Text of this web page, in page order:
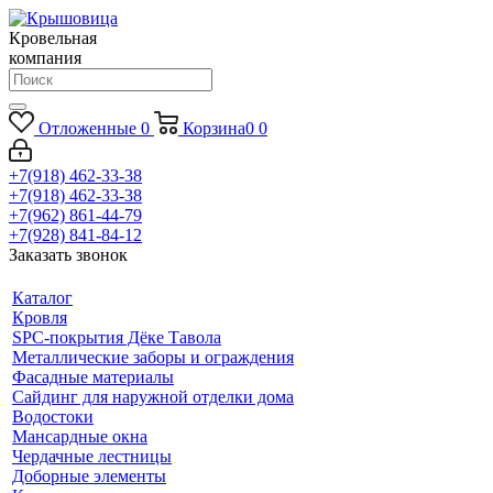
Кровельная
компания
Отложенные 0 Корзина0 0
+7(918) 462-33-38
+7(918) 462-33-38
+7(962) 861-44-79
+7(928) 841-84-12
Заказать звонок
Каталог
Кровля
SPC-покрытия Дёке Тавола
Металлические заборы и ограждения
Фасадные материалы
Сайдинг для наружной отделки дома
Водостоки
Мансардные окна
Чердачные лестницы
Доборные элементы